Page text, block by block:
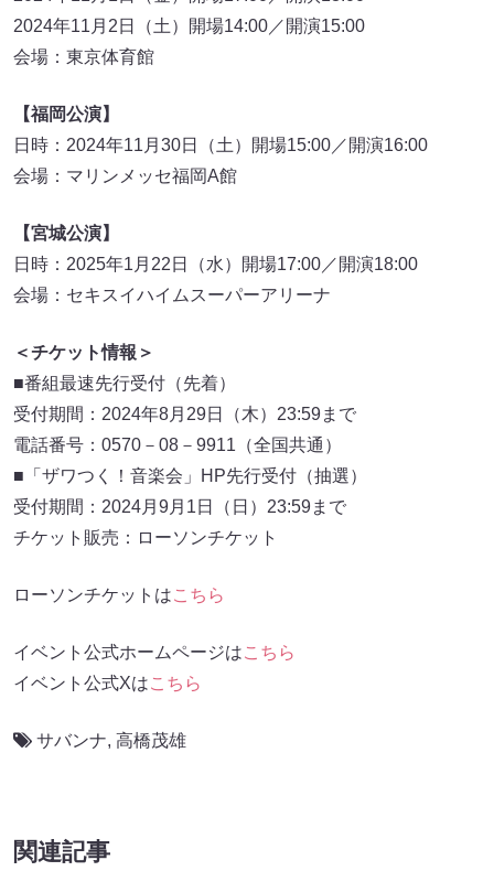
2024年11月2日（土）開場14:00／開演15:00
会場：東京体育館
【福岡公演】
日時：2024年11月30日（土）開場15:00／開演16:00
会場：マリンメッセ福岡A館
【宮城公演】
日時：2025年1月22日（水）開場17:00／開演18:00
会場：セキスイハイムスーパーアリーナ
＜チケット情報＞
■番組最速先行受付（先着）
受付期間：2024年8月29日（木）23:59まで
電話番号：0570－08－9911（全国共通）
■「ザワつく！音楽会」HP先行受付（抽選）
受付期間：2024月9月1日（日）23:59まで
チケット販売：ローソンチケット
ローソンチケットはこちら
イベント公式ホームページはこちら
イベント公式Xはこちら
サバンナ, 高橋茂雄
関連記事